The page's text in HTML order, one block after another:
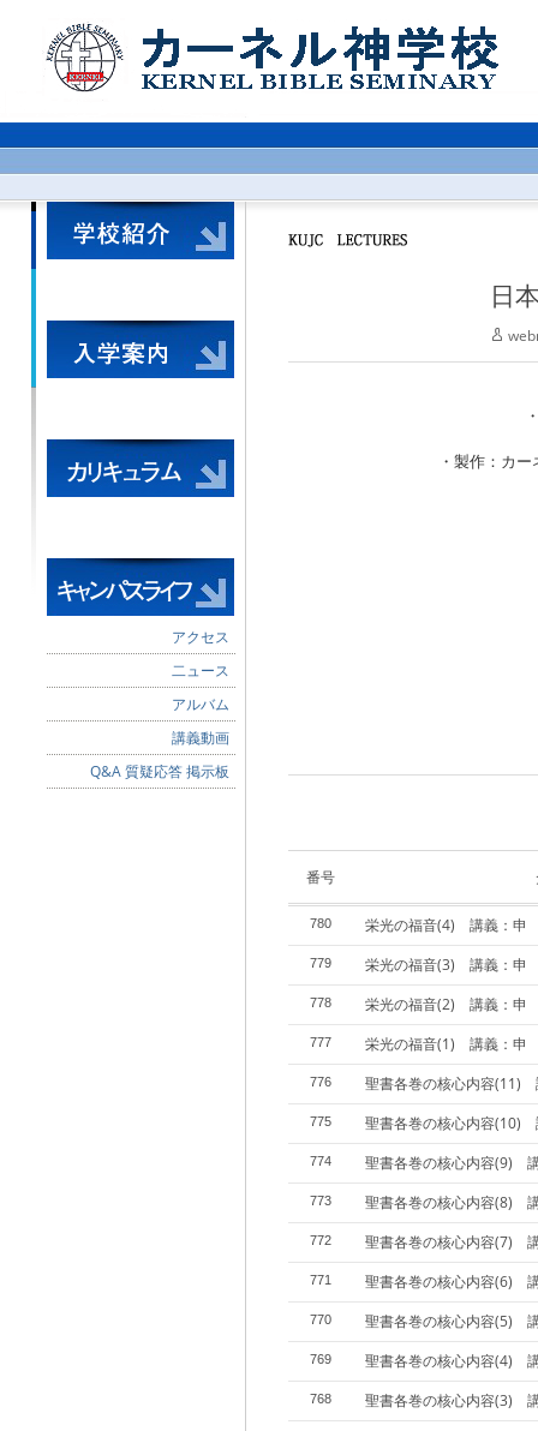
アクセス
二ュース
アルバム
講義動画
Q&A 質疑応答 掲示板
日
・製作：カ
番号
780 栄光の福音(4) 講義：
779 栄光の福音(3) 講義：
778 栄光の福音(2) 講義：
777 栄光の福音(1) 講義：
776 聖書各巻の核心内容
775 聖書各巻の核心内容
774 聖書各巻の核心内容(9)
773 聖書各巻の核心内容(8)
772 聖書各巻の核心内容(7)
771 聖書各巻の核心内容(6)
770 聖書各巻の核心内容(5)
769 聖書各巻の核心内容(4)
768 聖書各巻の核心内容(3)